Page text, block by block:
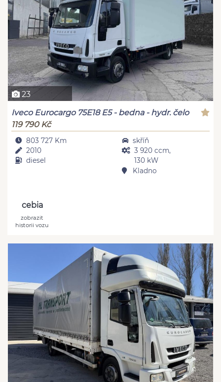
23
Iveco Eurocargo 75E18 E5 - bedna - hydr. čelo
119 790 Kč
803 727 Km
2010
diesel
skříň
3 920 ccm,
130 kW
Kladno
cebia
zobrazit
historii vozu